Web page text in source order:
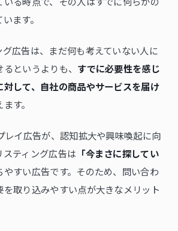
ます。
広告は、まだ何も考えていない人に
というよりも、 すでに必要性を感じ
して、自社の商品やサービスを届け
す。
レイ広告が、認知拡大や興味喚起に向
ティング広告は 「今まさに探してい
やすい広告です。そのため、問い合わ
取り込みやすい点が大きなメリット